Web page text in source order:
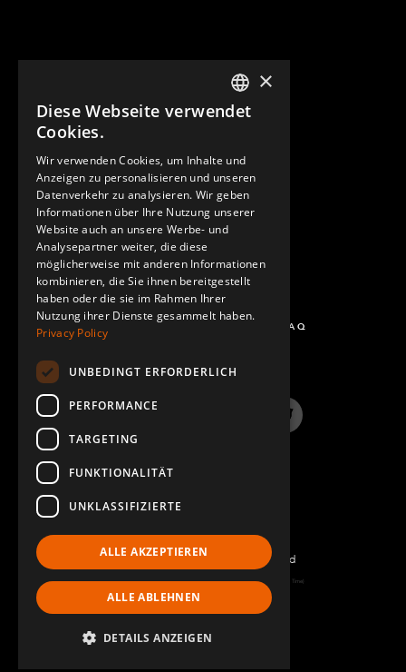
KONTAKT
FRAGEN UND ANTWORTEN - FAQ
InstagramTwitter
©2022 FlexQube – All rights reserved
Page generated: Sun Aug 09 2026 13:18:42 GMT+0000 (Coordinated Universal Time)
Impressum
ENGLISH
×
Diese Webseite verwendet
Cookies.
Wir verwenden Cookies, um Inhalte und
Anzeigen zu personalisieren und unseren
Datenverkehr zu analysieren. Wir geben
Informationen über Ihre Nutzung unserer
Website auch an unsere Werbe- und
Analysepartner weiter, die diese
möglicherweise mit anderen Informationen
kombinieren, die Sie ihnen bereitgestellt
haben oder die sie im Rahmen Ihrer
Nutzung ihrer Dienste gesammelt haben.
Privacy Policy
UNBEDINGT ERFORDERLICH
PERFORMANCE
TARGETING
FUNKTIONALITÄT
UNKLASSIFIZIERTE
ALLE AKZEPTIEREN
ALLE ABLEHNEN
DETAILS ANZEIGEN